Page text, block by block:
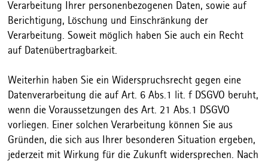
Verarbeitung Ihrer personenbezogenen Daten, sowie auf
Berichtigung, Löschung und Einschränkung der
Verarbeitung. Soweit möglich haben Sie auch ein Recht
auf Datenübertragbarkeit.
Weiterhin haben Sie ein Widerspruchsrecht gegen eine
Datenverarbeitung die auf Art. 6 Abs.1 lit. f DSGVO beruht,
wenn die Voraussetzungen des Art. 21 Abs.1 DSGVO
vorliegen. Einer solchen Verarbeitung können Sie aus
Gründen, die sich aus Ihrer besonderen Situation ergeben,
jederzeit mit Wirkung für die Zukunft widersprechen. Nach